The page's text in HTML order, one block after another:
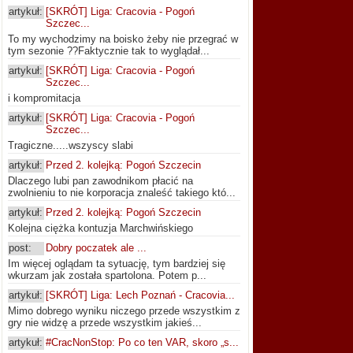
artykuł: [SKRÓT] Liga: Cracovia - Pogoń
Szczec...
To my wychodzimy na boisko żeby nie przegrać w
tym sezonie ??Faktycznie tak to wyglądał...
artykuł: [SKRÓT] Liga: Cracovia - Pogoń
Szczec...
i kompromitacja
artykuł: [SKRÓT] Liga: Cracovia - Pogoń
Szczec...
Tragiczne.....wszyscy slabi
artykuł: Przed 2. kolejką: Pogoń Szczecin
Dlaczego lubi pan zawodnikom płacić na
zwolnieniu to nie korporacja znaleść takiego któ...
artykuł: Przed 2. kolejką: Pogoń Szczecin
Kolejna ciężka kontuzja Marchwińskiego
post:
Dobry poczatek ale ...
Im więcej oglądam ta sytuację, tym bardziej się
wkurzam jak została spartolona. Potem p...
artykuł: [SKRÓT] Liga: Lech Poznań - Cracovia...
Mimo dobrego wyniku niczego przede wszystkim z
gry nie widzę a przede wszystkim jakieś...
artykuł: #CracNonStop: Po co ten VAR, skoro „s...